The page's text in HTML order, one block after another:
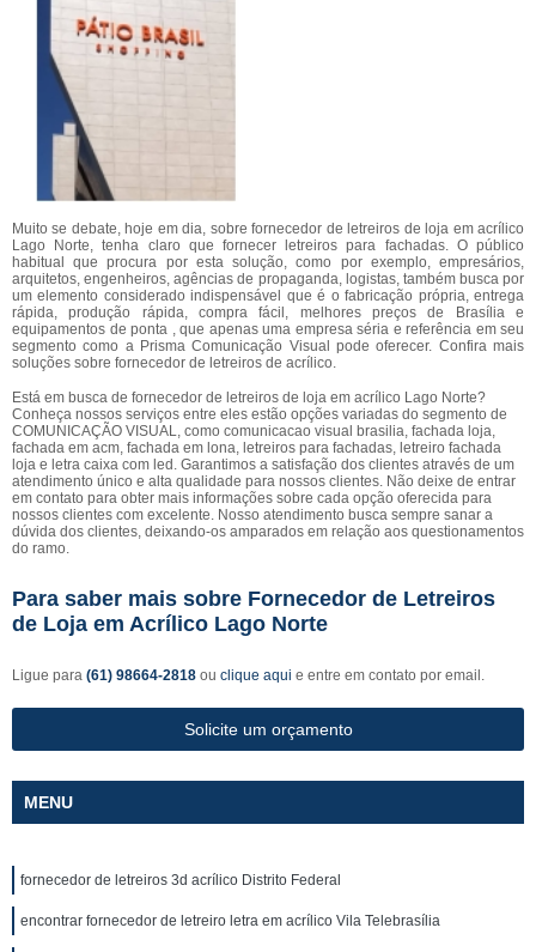
Muito se debate, hoje em dia, sobre fornecedor de letreiros de loja em acrílico
Lago Norte, tenha claro que fornecer letreiros para fachadas. O público
habitual que procura por esta solução, como por exemplo, empresários,
arquitetos, engenheiros, agências de propaganda, logistas, também busca por
um elemento considerado indispensável que é o fabricação própria, entrega
rápida, produção rápida, compra fácil, melhores preços de Brasília e
equipamentos de ponta , que apenas uma empresa séria e referência em seu
segmento como a Prisma Comunicação Visual pode oferecer. Confira mais
soluções sobre fornecedor de letreiros de acrílico.
Está em busca de fornecedor de letreiros de loja em acrílico Lago Norte?
Conheça nossos serviços entre eles estão opções variadas do segmento de
COMUNICAÇÃO VISUAL, como comunicacao visual brasilia, fachada loja,
fachada em acm, fachada em lona, letreiros para fachadas, letreiro fachada
loja e letra caixa com led. Garantimos a satisfação dos clientes através de um
atendimento único e alta qualidade para nossos clientes. Não deixe de entrar
em contato para obter mais informações sobre cada opção oferecida para
nossos clientes com excelente. Nosso atendimento busca sempre sanar a
dúvida dos clientes, deixando-os amparados em relação aos questionamentos
do ramo.
Para saber mais sobre Fornecedor de Letreiros
de Loja em Acrílico Lago Norte
Ligue para (61) 98664-2818 ou clique aqui e entre em contato por email.
Solicite um orçamento
MENU
fornecedor de letreiros 3d acrílico Distrito Federal
encontrar fornecedor de letreiro letra em acrílico Vila Telebrasília